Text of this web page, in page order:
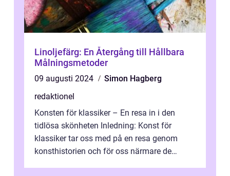
Linoljefärg: En Återgång till Hållbara
Målningsmetoder
09 augusti 2024
Simon Hagberg
redaktionel
Konsten för klassiker – En resa in i den
tidlösa skönheten Inledning: Konst för
klassiker tar oss med på en resa genom
konsthistorien och för oss närmare de